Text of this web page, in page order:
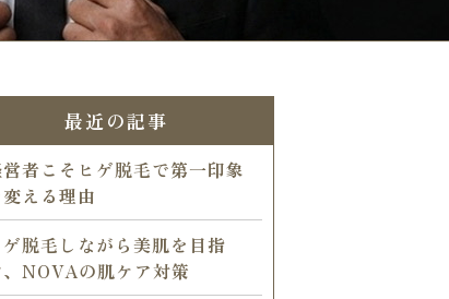
最近の記事
者こそヒゲ脱毛で第一印象
変える理由
ゲ脱毛しながら美肌を目指
NOVAの肌ケア対策